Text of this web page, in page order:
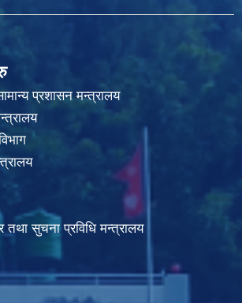
प्रशासन मन्त्रालय
सुचना प्रविधि मन्त्रालय